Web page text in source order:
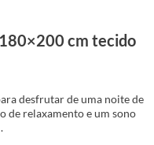
cm tecido
desfrutar de uma noite de
de relaxamento e um sono